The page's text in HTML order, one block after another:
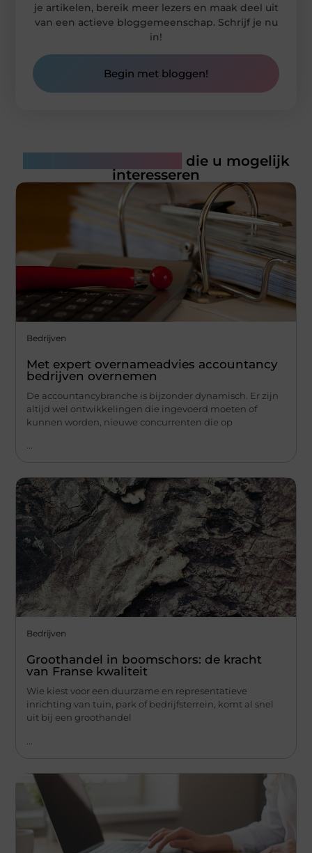
je artikelen, bereik meer lezers en maak deel uit
van een actieve bloggemeenschap. Schrijf je nu
in!
Begin met bloggen!
die u mogelijk
interesseren
Bedrijven
Met expert overnameadvies accountancy
bedrijven overnemen
De accountancybranche is bijzonder dynamisch. Er zijn
altijd wel ontwikkelingen die ingevoerd moeten of
kunnen worden, nieuwe concurrenten die op
...
Bedrijven
Groothandel in boomschors: de kracht
van Franse kwaliteit
Wie kiest voor een duurzame en representatieve
inrichting van tuin, park of bedrijfsterrein, komt al snel
uit bij een groothandel